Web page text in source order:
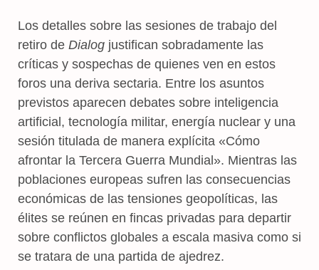
Los detalles sobre las sesiones de trabajo del
retiro de Dialog justifican sobradamente las
críticas y sospechas de quienes ven en estos
foros una deriva sectaria. Entre los asuntos
previstos aparecen debates sobre inteligencia
artificial, tecnología militar, energía nuclear y una
sesión titulada de manera explícita «Cómo
afrontar la Tercera Guerra Mundial». Mientras las
poblaciones europeas sufren las consecuencias
económicas de las tensiones geopolíticas, las
élites se reúnen en fincas privadas para departir
sobre conflictos globales a escala masiva como si
se tratara de una partida de ajedrez.